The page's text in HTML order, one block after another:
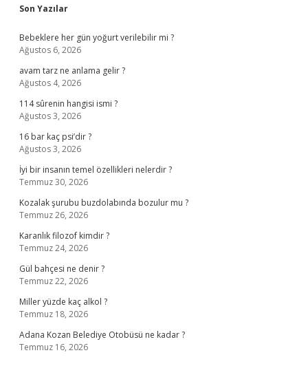
Sidebar
Son Yazılar
Bebeklere her gün yoğurt verilebilir mi ?
Ağustos 6, 2026
avam tarz ne anlama gelir ?
Ağustos 4, 2026
114 sûrenin hangisi ismi ?
Ağustos 3, 2026
16 bar kaç psi’dir ?
Ağustos 3, 2026
İyi bir insanın temel özellikleri nelerdir ?
Temmuz 30, 2026
Kozalak şurubu buzdolabında bozulur mu ?
Temmuz 26, 2026
Karanlık filozof kimdir ?
Temmuz 24, 2026
Gül bahçesi ne denir ?
Temmuz 22, 2026
Miller yüzde kaç alkol ?
Temmuz 18, 2026
Adana Kozan Belediye Otobüsü ne kadar ?
Temmuz 16, 2026